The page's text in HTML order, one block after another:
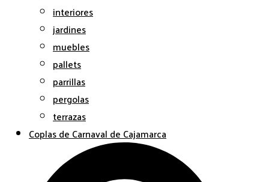
interiores
jardines
muebles
pallets
parrillas
pergolas
terrazas
Coplas de Carnaval de Cajamarca